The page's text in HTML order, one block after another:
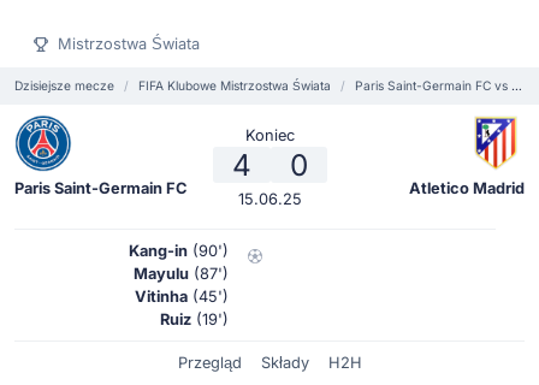
Mistrzostwa Świata
Dzisiejsze mecze FIFA Klubowe Mistrzostwa Świata Paris Saint-Germain FC vs Atletico Madrid
Paris Saint-Germain FC
Koniec
4 0
15.06.25
Atletico Madrid
Kang-in (90')
Mayulu (87')
Vitinha (45')
Ruiz (19')
Przegląd Składy H2H